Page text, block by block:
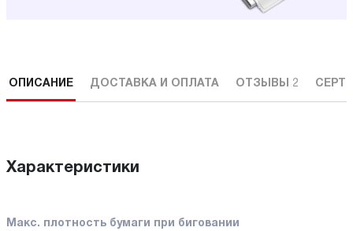
ОПИСАНИЕ ДОСТАВКА И ОПЛАТА ОТЗЫВЫ 2
Характеристики
Макс. плотность бумаги при биговании